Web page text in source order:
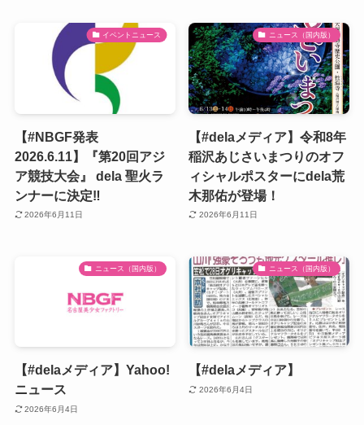
イベントニュース
【#NBGF発表
2026.6.11】『第20回アジ
ア競技大会』 dela 聖火ラ
ンナーに決定‼️
2026年6月11日
ニュース（国内版）
【#delaメディア】令和8年
稲沢あじさいまつりのオフ
ィシャルポスターにdela荒
木那佑が登場！
2026年6月11日
ニュース（国内版）
【#delaメディア】Yahoo!
ニュース
2026年6月4日
ニュース（国内版）
【#delaメディア】
2026年6月4日